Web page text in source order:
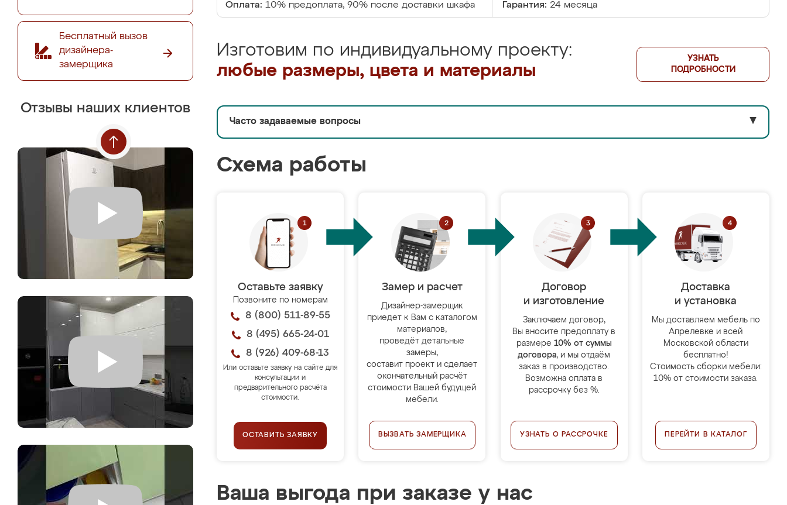
Бесплатный вызов
дизайнера-
замерщика
Отзывы наших клиентов
Оплата: 10% предоплата, 90% после доставки шкафа Гарантия: 24 месяца
Изготовим по индивидуальному проекту:
любые размеры, цвета и материалы
УЗНАТЬ
ПОДРОБНОСТИ
Часто задаваемые вопросы ▼
Схема работы
Оставьте заявку
Позвоните по номерам
8 (800) 511-89-55
8 (495) 665-24-01
8 (926) 409-68-13
Или оставьте заявку на сайте для
консультации и
предварительного расчёта
стоимости.
ОСТАВИТЬ ЗАЯВКУ
Замер и расчет
Дизайнер-замерщик
приедет к Вам с каталогом
материалов,
проведёт детальные
замеры,
составит проект и сделает
окончательный расчёт
стоимости Вашей будущей
мебели.
ВЫЗВАТЬ ЗАМЕРЩИКА
Договор
и изготовление
Заключаем договор,
Вы вносите предоплату в
размере 10% от суммы
договора, и мы отдаём
заказ в производство.
Возможна оплата в
рассрочку без %.
УЗНАТЬ О РАССРОЧКЕ
Доставка
и установка
Мы доставляем мебель по
Апрелевке и всей
Московской области
бесплатно!
Стоимость сборки мебели:
10% от стоимости заказа.
ПЕРЕЙТИ В КАТАЛОГ
Ваша выгода при заказе у нас